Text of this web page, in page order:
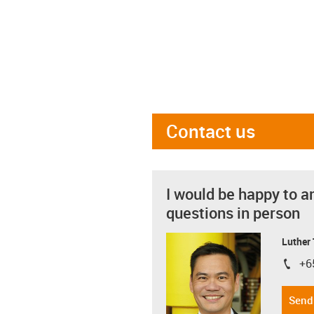
Contact us
I would be happy to
questions in person
Luther
igus-